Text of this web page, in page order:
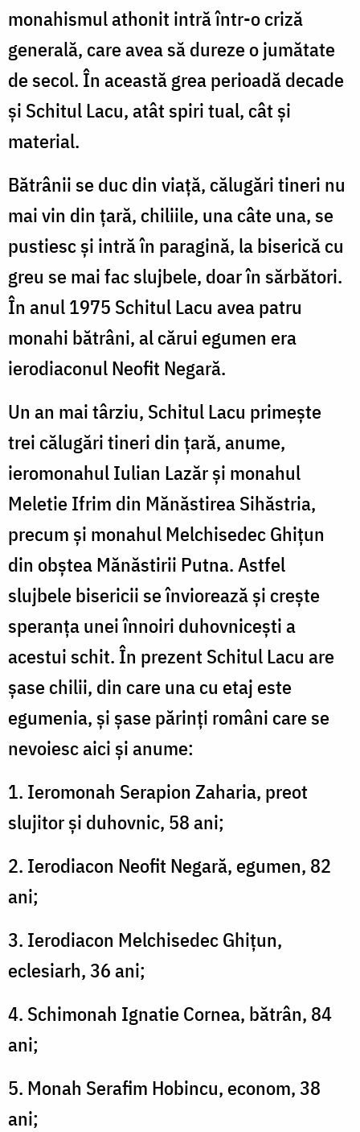
monahismul athonit intră într-o criză
generală, care avea să dureze o jumătate
de secol. În această grea perioadă decade
şi Schitul Lacu, atât spiri­ tual, cât şi
material.
Bătrânii se duc din viaţă, călugări tineri nu
mai vin din ţară, chiliile, una câte una, se
pustiesc şi intră în paragină, la biserică cu
greu se mai fac slujbele, doar în sărbători.
În anul 1975 Schitul Lacu avea patru
monahi bătrâni, al cărui egumen era
ierodiaconul Neofit Negară.
Un an mai târziu, Schitul Lacu primeşte
trei călu­gări tineri din ţară, anume,
ieromonahul Iulian Lazăr şi monahul
Meletie Ifrim din Mănăstirea Sihăstria,
precum şi monahul Melchisedec Ghiţun
din obştea Mănăstirii Putna. Astfel
slujbele bisericii se înviorează şi creşte
speranţa unei înnoiri duhovniceşti a
acestui schit. În prezent Schitul Lacu are
şase chilii, din care una cu etaj este
egumenia, şi şase părinţi români care se
nevoiesc aici şi anume:
1. Ieromonah Serapion Zaharia, preot
slujitor şi duhovnic, 58 ani;
2. Ierodiacon Neofit Negară, egumen, 82
ani;
3. Ierodiacon Melchisedec Ghiţun,
eclesiarh, 36 ani;
4. Schimonah Ignatie Cornea, bătrân, 84
ani;
5. Monah Serafim Hobincu, econom, 38
ani;